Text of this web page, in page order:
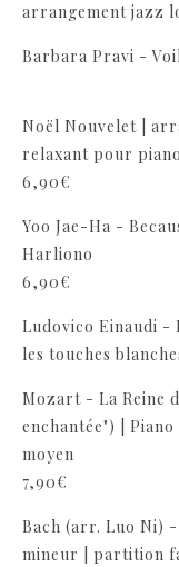
arrangement jazz
Barbara Pravi -
Noël Nouvelet |
relaxant pour piano
6,90€
Yoo Jae-Ha -
Harliono
6,90€
Ludovico Einaudi -
les touches
Mozart - La Reine
enchantée") |
moyen
7,90€
Bach (arr. Luo Ni)
mineur | partition